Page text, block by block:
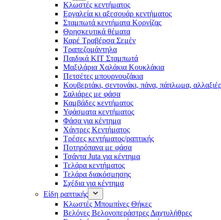
Κλωστές κεντήματος
Eργαλεία κι αξεσουάρ κεντήματος
Σταμπωτά κεντήματα Κορνίζας
Θρησκευτικά θέματα
Καρέ Τραβέρσα Σεμέν
Τραπεζομάντηλα
Παιδικά KIT Σταμπωτά
Μαξιλάρια Χαλάκια Κουκλάκια
Πετσέτες μπουρνουζάκια
Κουβερτάκι, σεντονάκι, πάνα, πάπλωμα,
Σαλιάρες με φάσα
Καμβάδες κεντήματος
Υφάσματα κεντήματος
Φάσα για κέντημα
Χάντρες Κεντήματος
Τρέσες κεντήματος/ραπτικής
Ποτηρόπανα με φάσα
Τσάντα Juta για κέντημα
Τελάρα κεντήματος
Τελάρα διακόσμησης
Σχέδια για κέντημα
Είδη ραπτικής
Κλωστές Μπομπίνες Θήκες
Βελόνες Βελονοπεράστρες Δαχτυλήθρες